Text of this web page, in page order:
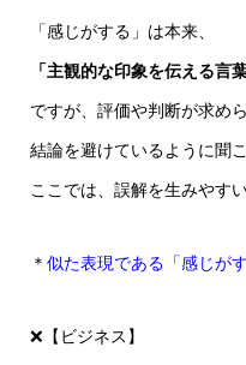
「感じがする」は本来、
「主観的な印象を伝える言葉
ですが、評価や判断が求め
結論を避けているように聞
ここでは、誤解を生みやす
＊ 似た表現である「感じが
❌【ビジネス】